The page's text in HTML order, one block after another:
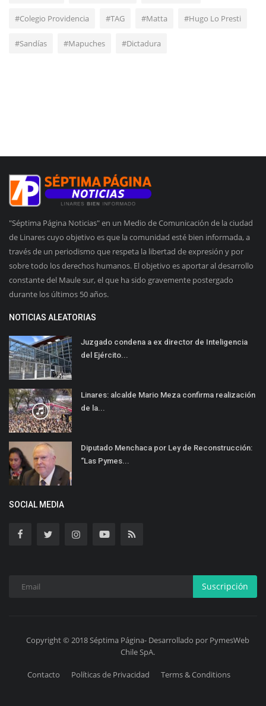
#Colegio Providencia #TAG #Matta #Hugo Lo Presti
#Sandías #Mapuches #Dictadura
"Séptima Página Noticias" en un Medio de Comunicación de la ciudad
de Linares cuyo objetivo es que la comunidad esté bien informada, a
través de un periodismo que respeta la libertad de expresión y por
sobre todo los derechos humanos. El objetivo es aportar al desarrollo
constante del Maule sur, el que ha sido gravemente postergado
durante los últimos 50 años.
NOTICIAS ALEATORIAS
Juzgado condena a ex director de Inteligencia
del Ejército...
Linares: alcalde Mario Meza confirma realización
de la...
Diputado Menchaca por Ley de Reconstrucción:
“Las Pymes...
SOCIAL MEDIA
Suscripción
Copyright © 2018 Séptima Página- Desarrollado por PymesWeb
Chile SpA.
Contacto Políticas de Privacidad Terms & Conditions